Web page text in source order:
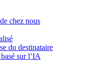
chez nous
du destinataire
sur l’IA